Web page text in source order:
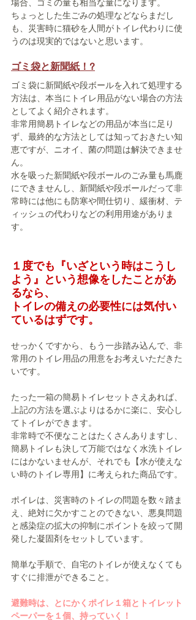
場合、ゴミの量も相当な量になります。
ちょっとした生ごみの処理などならまだし
も、災害時に猫砂を人間がトイレ代わりに使
うのは現実的ではないと思います。
ゴミ袋と新聞紙！?
ゴミ袋に新聞紙や段ボールを入れて処理する
方法は、本当にトイレ用品がない場合の方法
としてよく紹介されます。
非常用簡易トイレなどの用品が本当に足り
ず、最終的な方法としては知っておきたい知
恵ですが、ニオイ、菌の問題は解決できませ
ん。
水を吸った新聞紙や段ボールのごみ量も馬鹿
にできませんし、新聞紙や段ボールだって非
常時には他にも防寒や間仕切り、緩衝材、テ
ィッシュの代わりなどの利用用途がありま
す。
１度でも『いざという時はこうし
よう』という想像をしたことがあ
るなら、
トイレの備えの必要性には気付い
ているはずです。
せっかくですから、もう一歩踏み込んで、非
常用のトイレ用品の用意をお考えいただきた
いです。
たった一箱の簡易トイレセットさえあれば、
上記の方法を選ぶよりはるかに楽に、安心し
てトイレができます。
非常時で不便なことはたくさんありますし、
簡易トイレも決して万能ではなく水洗トイレ
にはかないませんが、それでも【水が使えな
い時のトイレ専用】に考えられた商品です。
ポイレは、災害時のトイレの問題を数々踏ま
え、絶対に欠かすことのできない、悪臭問題
と感染症の拡大の抑制にポイントを絞って開
発した凝固剤をセットしています。
簡単な手順で、自宅のトイレが使えなくても
すぐに排泄ができること。
避難時は、とにかくポイレ１箱とトイレット
ペーパーを１個、持っていく！